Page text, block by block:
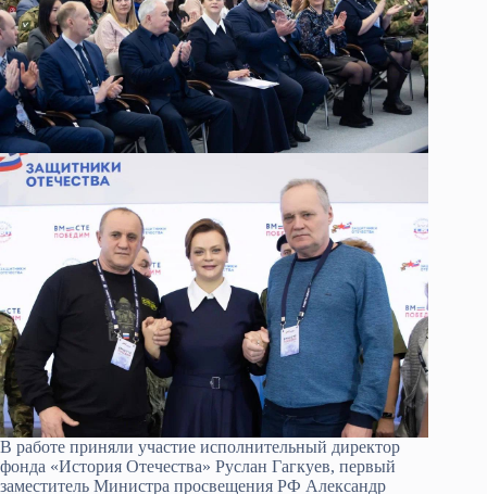
В работе приняли участие исполнительный директор
фонда «История Отечества» Руслан Гагкуев, первый
заместитель Министра просвещения РФ Александр